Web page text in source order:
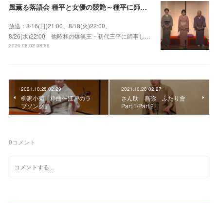
風薫る落語会 種平と女優の競艶～種平に師事した女優たちが百花繚乱に咲き誇る大人気落語会
放送：8/16(日)21:00、8/18(火)22:00、
8/26(水)22:00 他昭和の爆笑王・初代三平に師事し…
2026.08.02 08:56
2021.10.28 02:29
柳家小菊「粋曲〜江戸のラ
ブソング」
2021.10.28 02:27
さん助 燕弥 ふたり會
Part.1/Part.2
0コメント